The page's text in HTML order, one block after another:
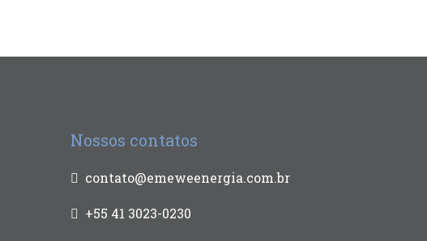
Nossos contatos
contato@emeweenergia.com.br
+55 41 3023-0230